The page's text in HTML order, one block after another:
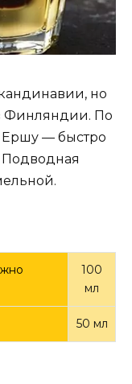
но
Финляндии. По
Ершу — быстро
Подводная
100
мл
50 мл